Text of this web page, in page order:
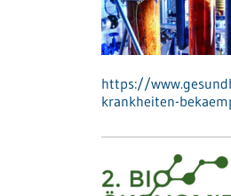
https://
krankheiten-